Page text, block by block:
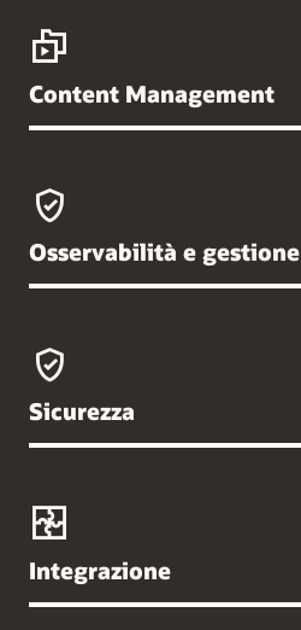
Content Management
Osservabilità e gestione
Sicurezza
Integrazione